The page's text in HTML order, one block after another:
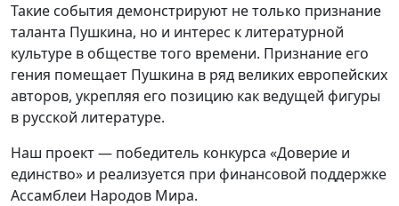
Такие события демонстрируют не только признание
таланта Пушкина, но и интерес к литературной
культуре в обществе того времени. Признание его
гения помещает Пушкина в ряд великих европейских
авторов, укрепляя его позицию как ведущей фигуры
в русской литературе.
Наш проект — победитель конкурса «Доверие и
единство» и реализуется при финансовой поддержке
Ассамблеи Народов Мира.